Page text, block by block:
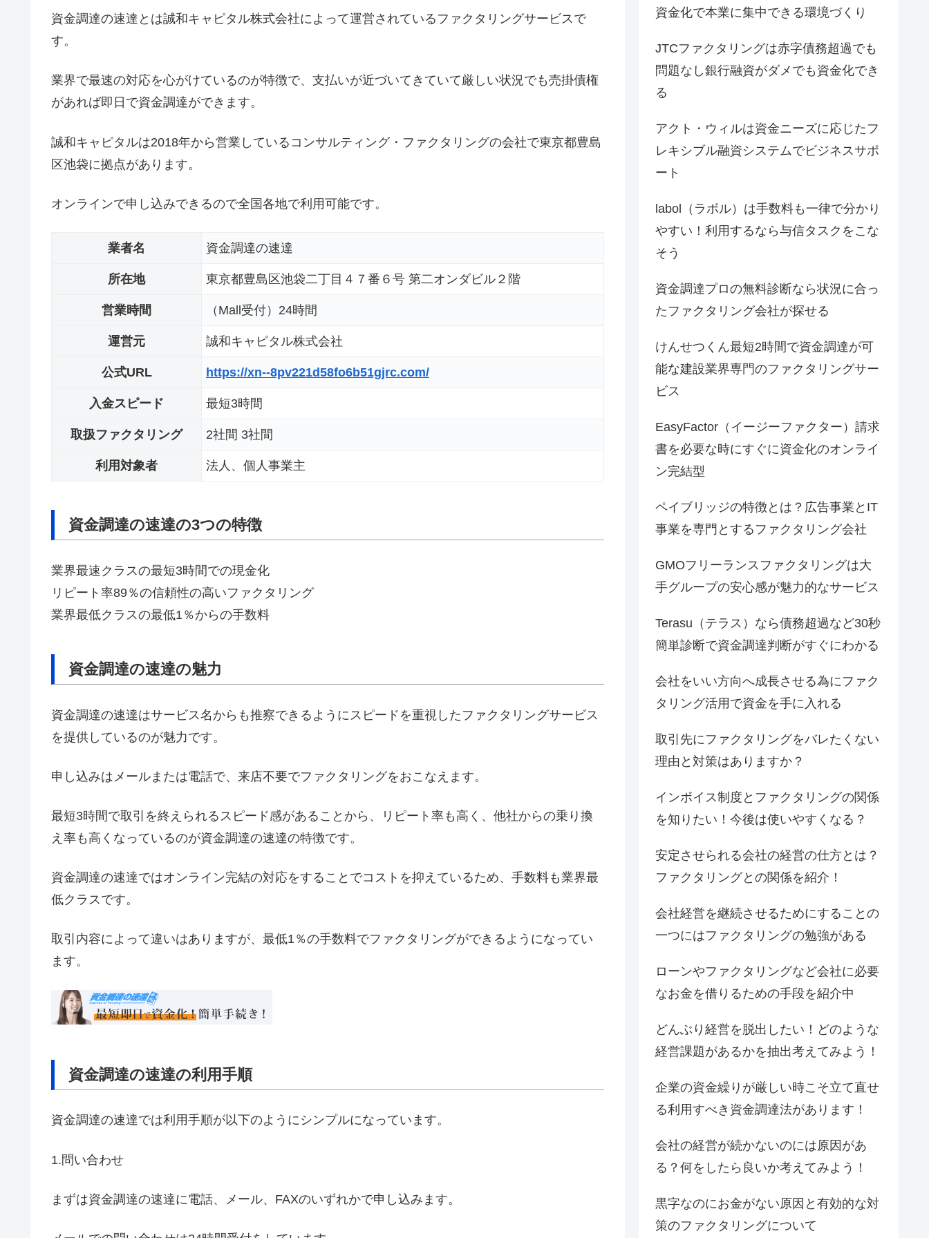
資金調達の速達とは誠和キャピタル株式会社によって運営されているファクタリングサービスで
す。
業界で最速の対応を心がけているのが特徴で、支払いが近づいてきていて厳しい状況でも売掛債権
があれば即日で資金調達ができます。
誠和キャピタルは2018年から営業しているコンサルティング・ファクタリングの会社で東京都豊島
区池袋に拠点があります。
オンラインで申し込みできるので全国各地で利用可能です。
業者名 資金調達の速達
所在地 東京都豊島区池袋二丁目４７番６号 第二オンダビル２階
営業時間 （Mall受付）24時間
運営元 誠和キャピタル株式会社
公式URL https://xn--8pv221d58fo6b51gjrc.com/
入金スピード 最短3時間
取扱ファクタリング 2社間 3社間
利用対象者 法人、個人事業主
資金調達の速達の3つの特徴
業界最速クラスの最短3時間での現金化
リピート率89％の信頼性の高いファクタリング
業界最低クラスの最低1％からの手数料
資金調達の速達の魅力
資金調達の速達はサービス名からも推察できるようにスピードを重視したファクタリングサービス
を提供しているのが魅力です。
申し込みはメールまたは電話で、来店不要でファクタリングをおこなえます。
最短3時間で取引を終えられるスピード感があることから、リピート率も高く、他社からの乗り換
え率も高くなっているのが資金調達の速達の特徴です。
資金調達の速達ではオンライン完結の対応をすることでコストを抑えているため、手数料も業界最
低クラスです。
取引内容によって違いはありますが、最低1％の手数料でファクタリングができるようになってい
ます。
資金調達の速達の利用手順
資金調達の速達では利用手順が以下のようにシンプルになっています。
1.問い合わせ
まずは資金調達の速達に電話、メール、FAXのいずれかで申し込みます。
資金化で本業に集中できる環境づくり
JTCファクタリングは赤字債務超過でも
問題なし銀行融資がダメでも資金化でき
る
アクト・ウィルは資金ニーズに応じたフ
レキシブル融資システムでビジネスサポ
ート
labol（ラボル）は手数料も一律で分かり
やすい！利用するなら与信タスクをこな
そう
資金調達プロの無料診断なら状況に合っ
たファクタリング会社が探せる
けんせつくん最短2時間で資金調達が可
能な建設業界専門のファクタリングサー
ビス
EasyFactor（イージーファクター）請求
書を必要な時にすぐに資金化のオンライ
ン完結型
ペイブリッジの特徴とは？広告事業とIT
事業を専門とするファクタリング会社
GMOフリーランスファクタリングは大
手グループの安心感が魅力的なサービス
Terasu（テラス）なら債務超過など30秒
簡単診断で資金調達判断がすぐにわかる
会社をいい方向へ成長させる為にファク
タリング活用で資金を手に入れる
取引先にファクタリングをバレたくない
理由と対策はありますか？
インボイス制度とファクタリングの関係
を知りたい！今後は使いやすくなる？
安定させられる会社の経営の仕方とは？
ファクタリングとの関係を紹介！
会社経営を継続させるためにすることの
一つにはファクタリングの勉強がある
ローンやファクタリングなど会社に必要
なお金を借りるための手段を紹介中
どんぶり経営を脱出したい！どのような
経営課題があるかを抽出考えてみよう！
企業の資金繰りが厳しい時こそ立て直せ
る利用すべき資金調達法があります！
会社の経営が続かないのには原因があ
る？何をしたら良いか考えてみよう！
黒字なのにお金がない原因と有効的な対
策のファクタリングについて